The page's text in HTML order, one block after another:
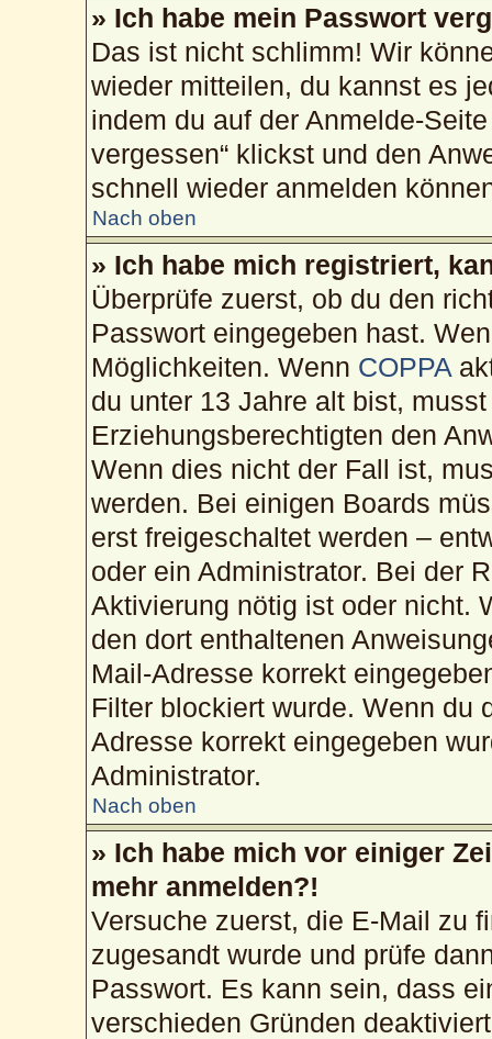
» Ich habe mein Passwort
Das ist nicht schlimm! Wir
wieder mitteilen, du kannst es
indem du auf der Anmelde-
vergessen“ klickst und den
schnell wieder anmelden
Nach oben
» Ich habe mich registriert,
Überprüfe zuerst, ob du den
Passwort eingegeben hast.
Möglichkeiten. Wenn COPPA
du unter 13 Jahre alt bist,
Erziehungsberechtigten den
Wenn dies nicht der Fall ist,
werden. Bei einigen Boards
erst freigeschaltet werden –
oder ein Administrator. Bei der
Aktivierung nötig ist oder nicht.
den dort enthaltenen
Mail-Adresse korrekt
Filter blockiert wurde. Wenn du
Adresse korrekt eingegeben
Administrator.
Nach oben
» Ich habe mich vor einiger
mehr anmelden?!
Versuche zuerst, die E-Mail zu
zugesandt wurde und prüfe
Passwort. Es kann sein, dass
verschieden Gründen